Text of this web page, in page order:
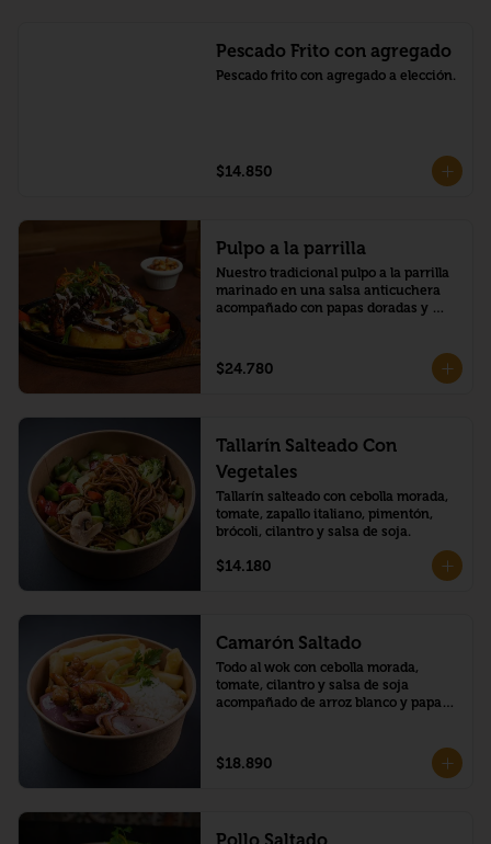
Pescado Frito con agregado
Pescado frito con agregado a elección.
$14.850
Pulpo a la parrilla
Nuestro tradicional pulpo a la parrilla
marinado en una salsa anticuchera
acompañado con papas doradas y
$24.780
Tallarín Salteado Con
Vegetales
Tallarín salteado con cebolla morada,
tomate, zapallo italiano, pimentón,
brócoli, cilantro y salsa de soja.
$14.180
Camarón Saltado
Todo al wok con cebolla morada,
tomate, cilantro y salsa de soja
acompañado de arroz blanco y papas
$18.890